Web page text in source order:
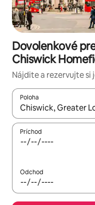
Dovolenkové
Chiswick
Nájdite a rezervujte
Poloha
Keď budú výsledky k
Príchod
Odchod